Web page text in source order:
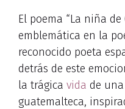
El poema “La niña
emblemática en la
reconocido poeta
detrás de este
la trágica vida de
guatemalteca,